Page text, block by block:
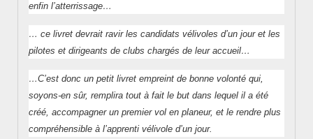
enfin l’atterrissage…
… ce livret devrait ravir les candidats vélivoles d’un jour et les
pilotes et dirigeants de clubs chargés de leur accueil…
…C’est donc un petit livret empreint de bonne volonté qui,
soyons-en sûr, remplira tout à fait le but dans lequel il a été
créé, accompagner un premier vol en planeur, et le rendre plus
compréhensible à l’apprenti vélivole d’un jour.